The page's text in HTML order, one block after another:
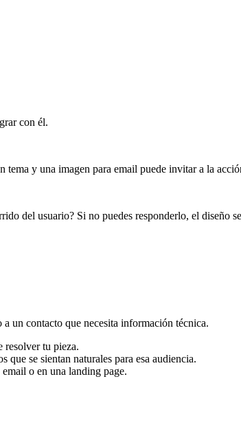
con él.
tema y una imagen para email puede invitar a la
del usuario? Si no puedes responderlo, el diseño
un contacto que necesita información técnica.
resolver tu pieza.
se sientan naturales para esa audiencia.
o en una landing page.